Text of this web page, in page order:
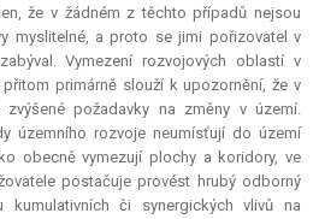
že v žádném z těchto případů nejsou
myslitelné, a proto se jimi pořizovatel v
Vymezení rozvojových oblastí v
primárně slouží k upozornění, že v
požadavky na změny v území.
územního rozvoje neumísťují do území
obecně vymezují plochy a koridory, ve
postačuje provést hrubý odborný
kumulativních či synergických vlivů na